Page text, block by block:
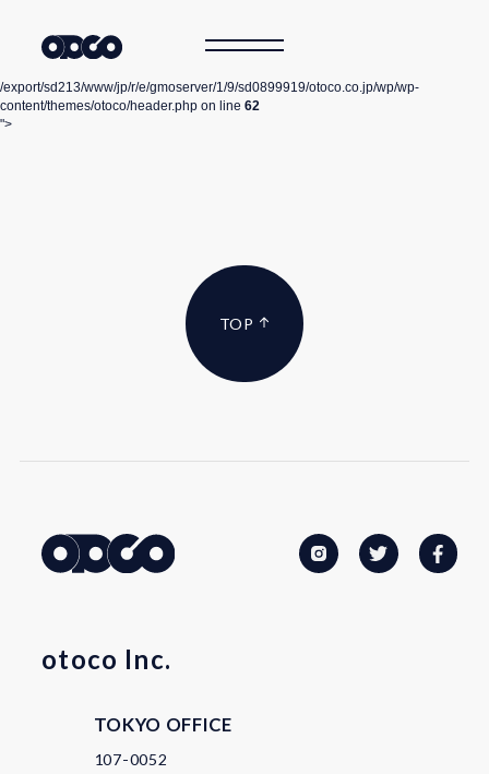
/export/sd213/www/jp/r/e/gmoserver/1/9/sd0899919/otoco.co.jp/wp/wp-
content/themes/otoco/header.php on line 62
">
otoco Inc.
TOKYO OFFICE
107-0052
TOP